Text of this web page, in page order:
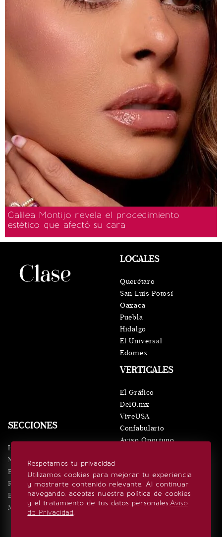
Galilea Montijo revela el procedimiento
estético que afectó su cara
Respetamos tu privacidad
Utilizamos cookies para mejorar tu experiencia
y mostrarte contenido relevante. Al continuar
navegando, aceptas nuestra política de cookies
y el tratamiento de tus datos personales.Aviso
de Privacidad.
SECCIONES
Inicio
Noticias
Eventos
Realeza
Estilo de vida
Minuto x Minuto
VERTICALES
El Gráfico
De10.mx
ViveUSA
Confabulario
Aviso Oportuno
LOCALES
Querétaro
San Luis Potosí
Oaxaca
Puebla
Hidalgo
El Universal
Edomex
SÍGUENOS